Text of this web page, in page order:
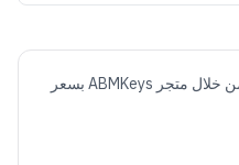
يمكنك الحصول على نسخة أصلية من خلال متجر ABMKeys بسعر